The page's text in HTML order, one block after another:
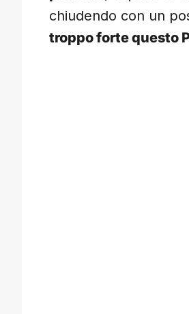
chiudendo con un
troppo forte questo